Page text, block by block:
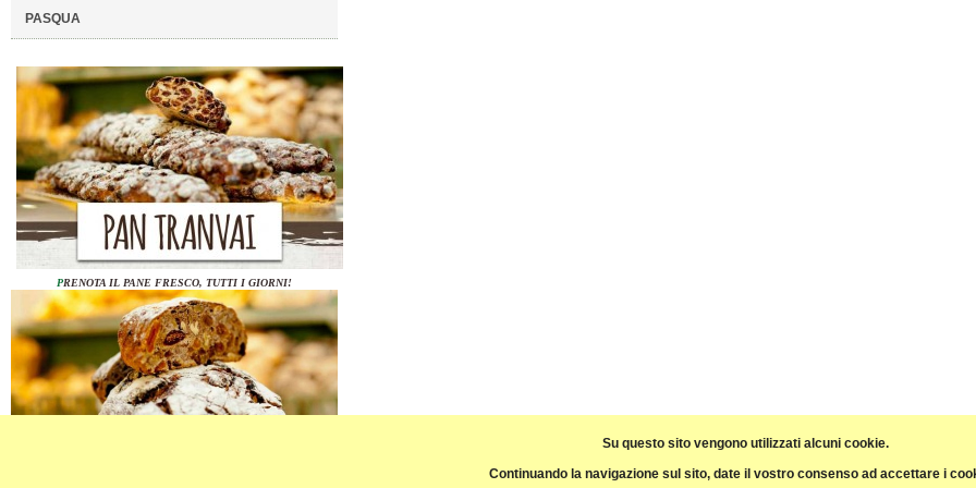
Su questo sito vengono utilizzati alcuni cookie.
Continuando la navigazione sul sito, date il vostro consenso ad accettare i
PASQUA
PRENOTA IL PANE FRESCO, TUTTI I GIORNI!